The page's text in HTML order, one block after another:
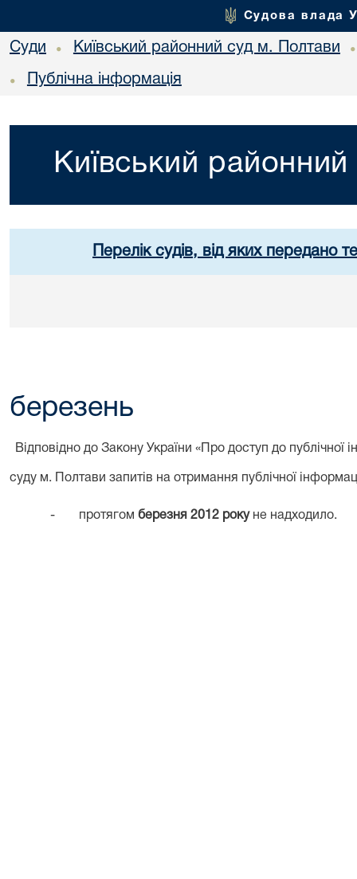
Судова влада
Суди • Київський районний суд м. Полтави •
• Публічна інформація
Київський
Перелік судів, від яких передано
березень
Відповідно до Закону України «Про доступ до публічної
суду м. Полтави запитів на отримання публічної
- протягомберезня 2012 рокуне надходило.